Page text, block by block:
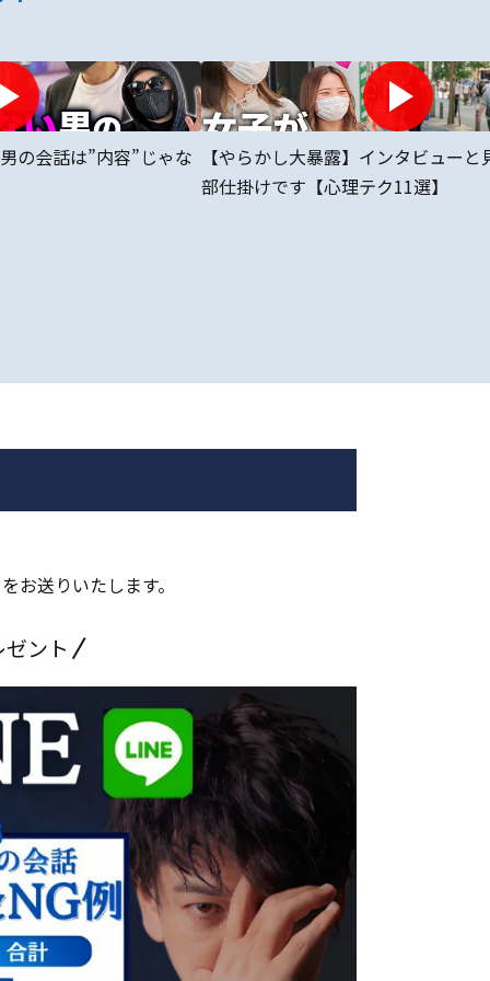
の会話は”内容”じゃな
【やらかし大暴露】インタビュー
部仕掛けです【心理テク11選】
お送りいたします。
ント